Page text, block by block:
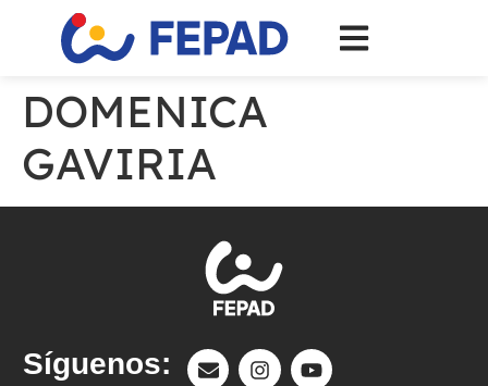
DOMENICA
GAVIRIA
Síguenos: